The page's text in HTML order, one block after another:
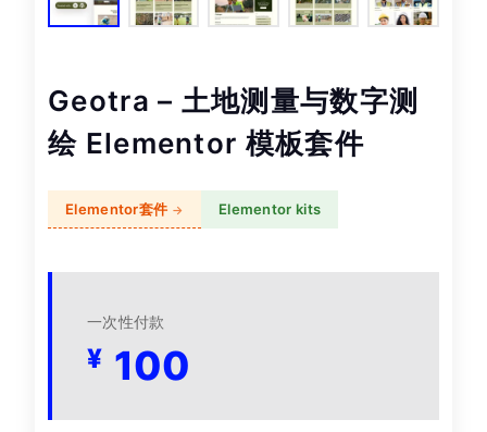
Geotra – 土地测量与数字测
绘 Elementor 模板套件
Elementor套件 Elementor kits
一次性付款
¥ 100